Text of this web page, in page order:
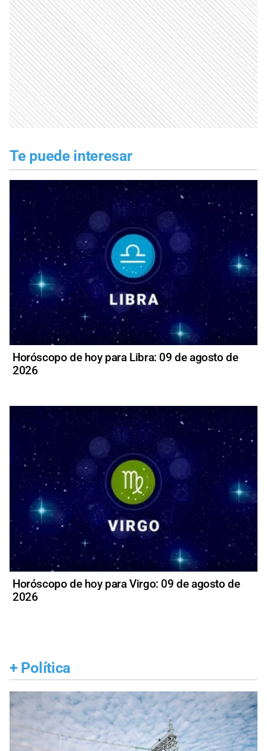
Te puede interesar
Horóscopo de hoy para Libra: 09 de agosto de
2026
Horóscopo de hoy para Virgo: 09 de agosto de
2026
+ Política